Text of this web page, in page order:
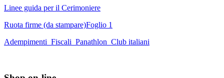
Linee guida per il Cerimoniere
Ruota firme (da stampare)Foglio 1
Adempimenti_Fiscali_Panathlon_Club italiani